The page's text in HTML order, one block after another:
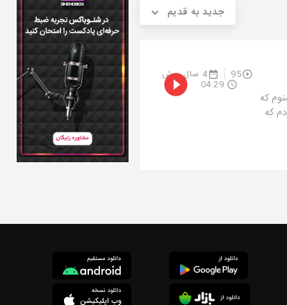
جدید به قدیم
95 4 سال پیش
که
که
04:29